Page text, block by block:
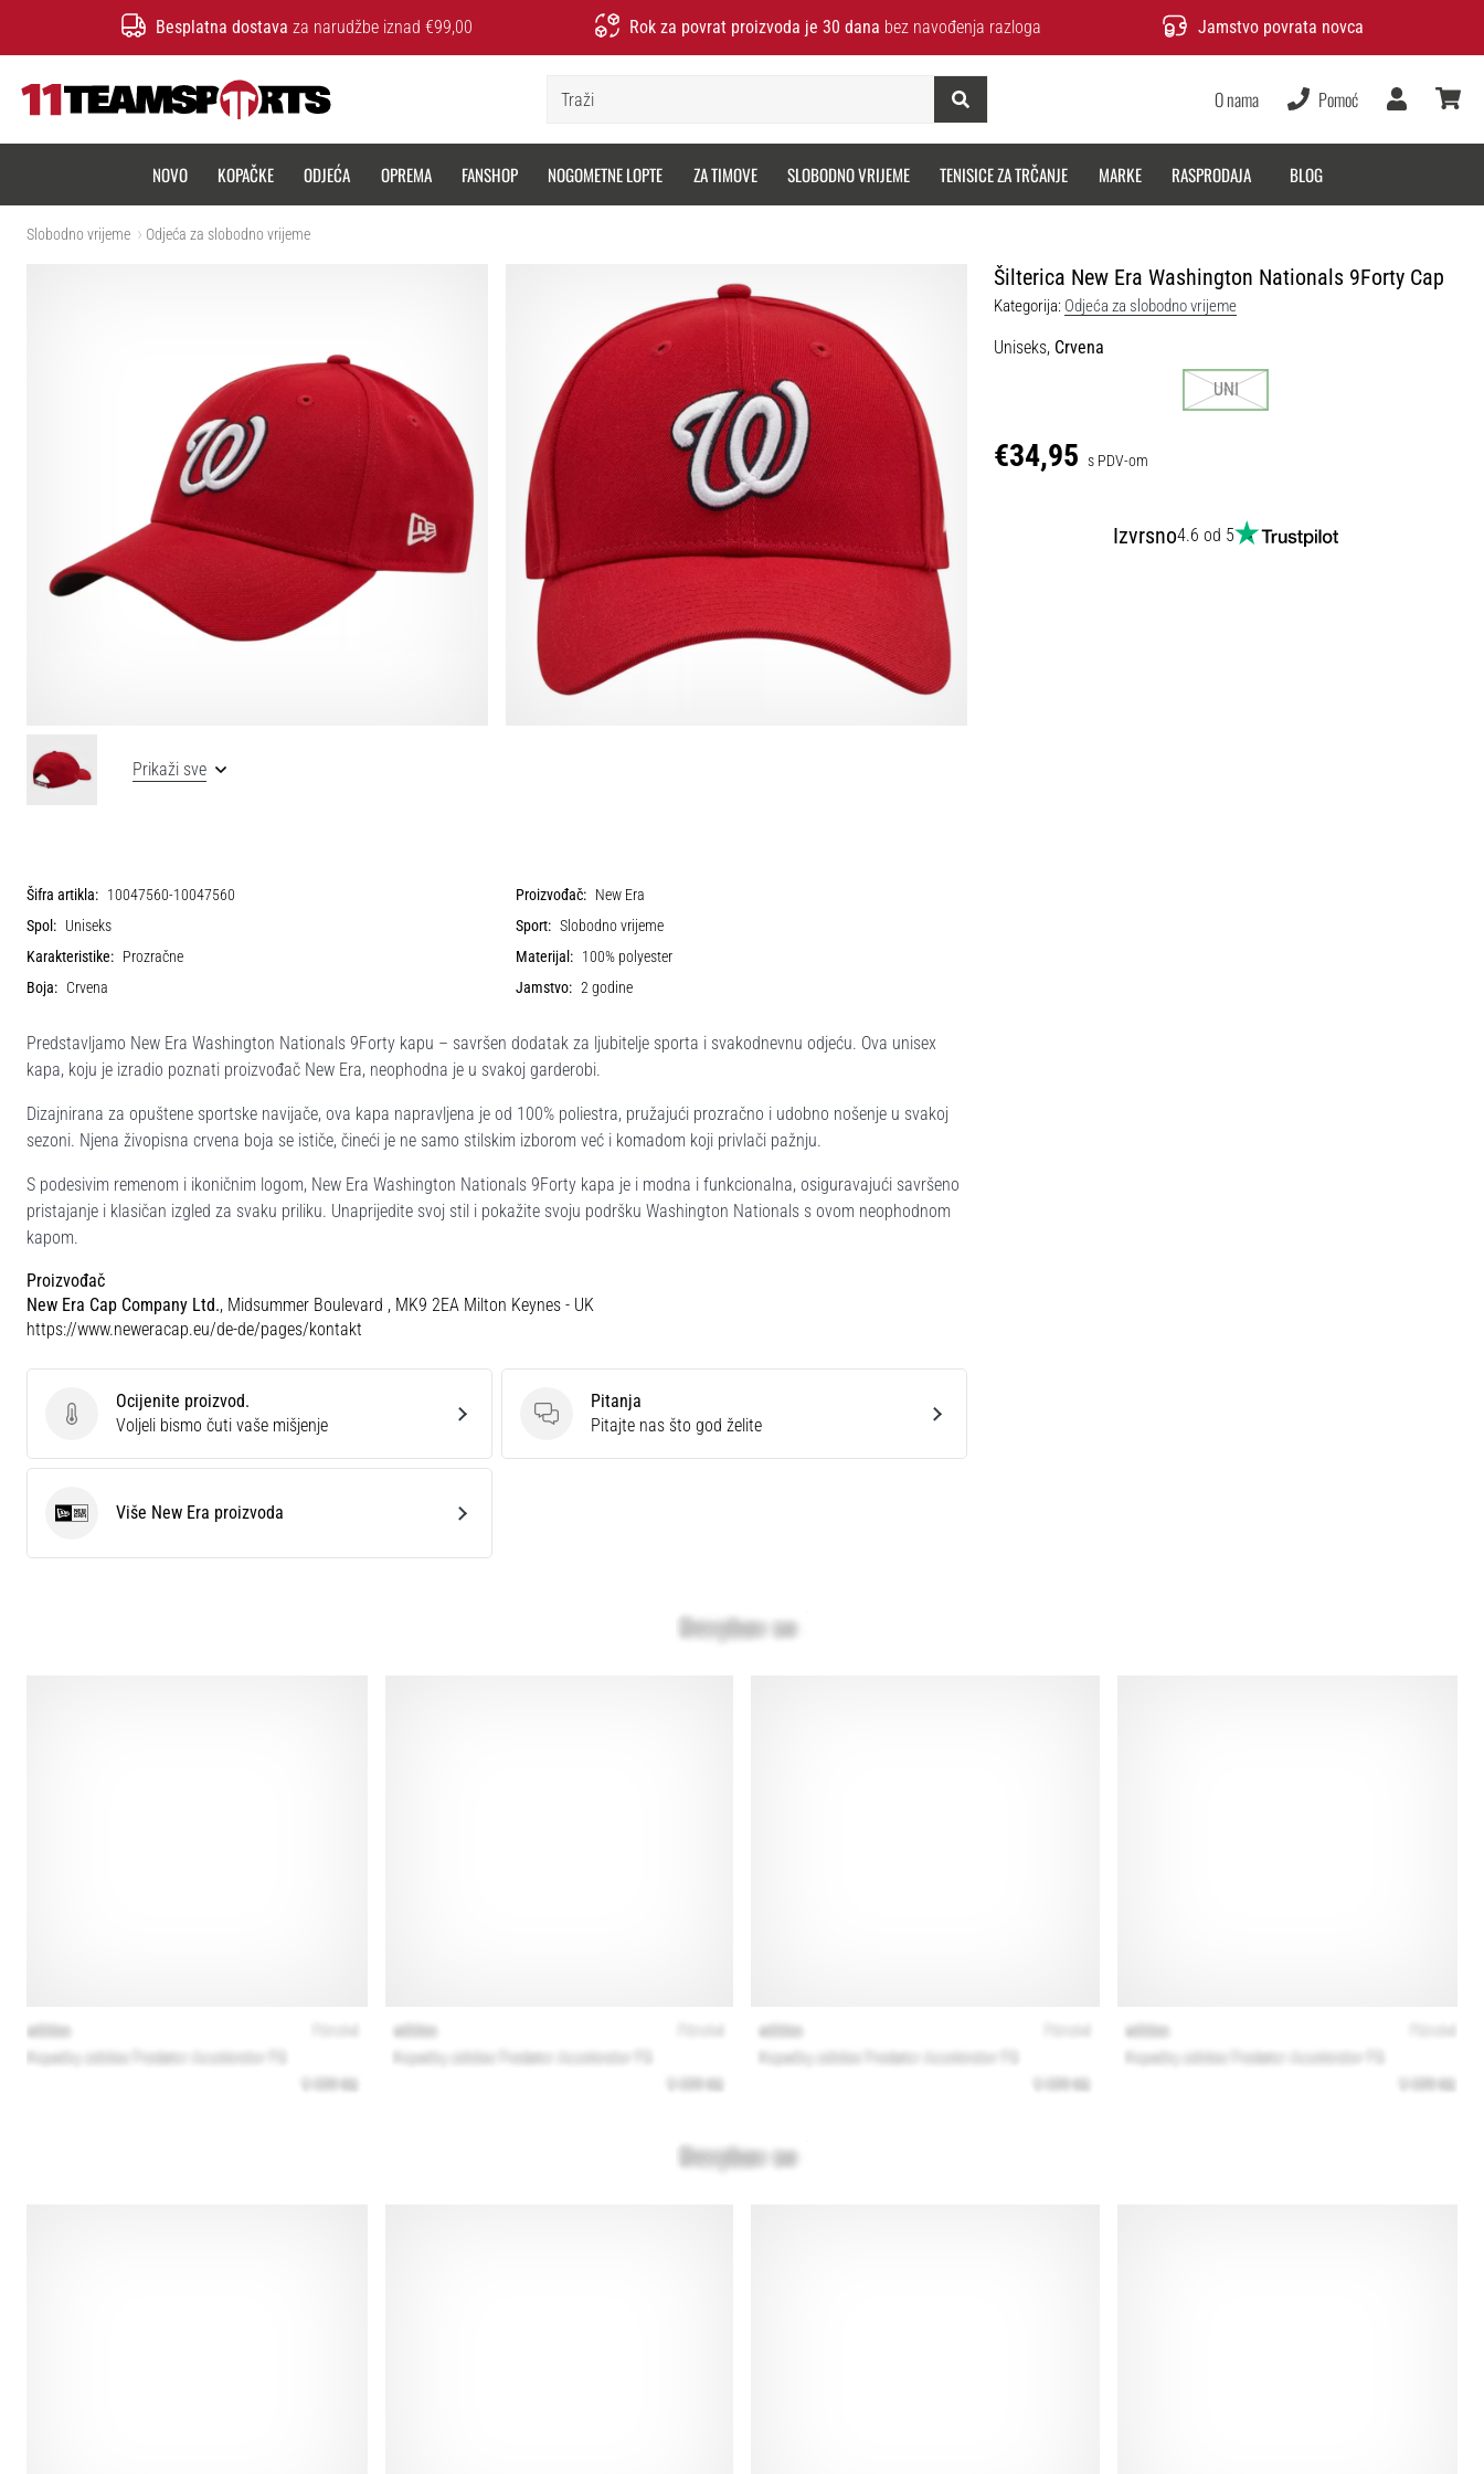
Besplatna dostava za narudžbe iznad €99,00 Rok za povrat proizvoda je 30 dana bez navođenja razloga Jamstvo povrata novca
O nama Pomoć
Korisnik
NOVO KOPAČKE ODJEĆA OPREMA FANSHOP NOGOMETNE LOPTE ZA TIMOVE SLOBODNO VRIJEME TENISICE ZA TRČANJE MARKE RASPRODAJA BLOG
Slobodno vrijeme Odjeća za slobodno vrijeme
Šilterica New Era Washington Nationals 9Forty Cap
Kategorija: Odjeća za slobodno vrijeme
Uniseks, Crvena
UNI
€34,95 s PDV-om
Izvrsno4.6 od 5
Prikaži sve
Šifra artikla: 10047560-10047560 Proizvođač: New Era
Spol: Uniseks Sport: Slobodno vrijeme
Karakteristike: Prozračne Materijal: 100% polyester
Boja: Crvena Jamstvo: 2 godine
Predstavljamo New Era Washington Nationals 9Forty kapu – savršen dodatak za ljubitelje sporta i svakodnevnu odjeću. Ova unisex
kapa, koju je izradio poznati proizvođač New Era, neophodna je u svakoj garderobi.
Dizajnirana za opuštene sportske navijače, ova kapa napravljena je od 100% poliestra, pružajući prozračno i udobno nošenje u svakoj
sezoni. Njena živopisna crvena boja se ističe, čineći je ne samo stilskim izborom već i komadom koji privlači pažnju.
S podesivim remenom i ikoničnim logom, New Era Washington Nationals 9Forty kapa je i modna i funkcionalna, osiguravajući savršeno
pristajanje i klasičan izgled za svaku priliku. Unaprijedite svoj stil i pokažite svoju podršku Washington Nationals s ovom neophodnom
kapom.
Proizvođač
New Era Cap Company Ltd., Midsummer Boulevard , MK9 2EA Milton Keynes - UK
https://www.neweracap.eu/de-de/pages/kontakt
Ocijenite proizvod.
Ocijenite proizvod.
Voljeli bismo čuti vaše mišjenje
Pitanja
Pitanja
Pitajte nas što god želite
New EraViše New Era proizvoda